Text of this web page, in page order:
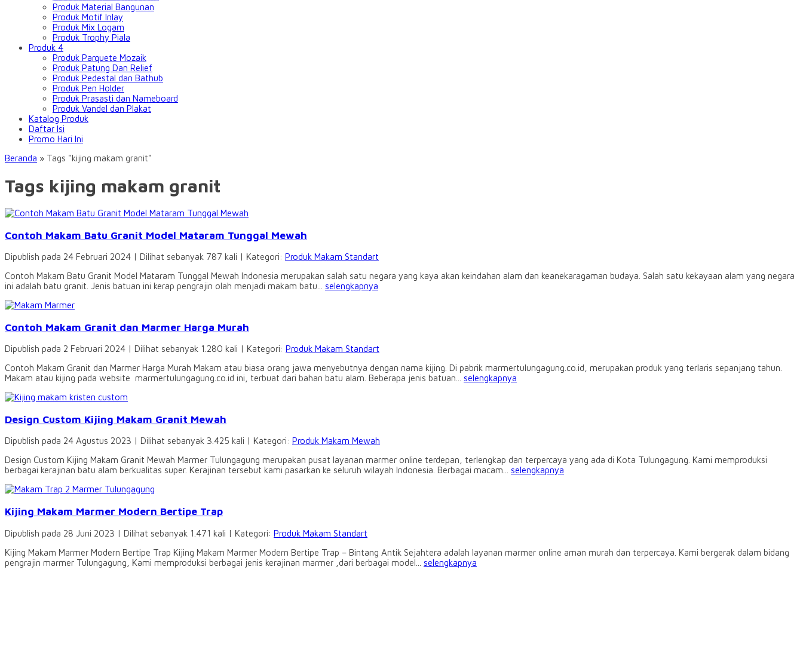
Produk Material Bangunan
Produk Motif Inlay
Produk Mix Logam
Produk Trophy Piala
Produk 4
Produk Parquete Mozaik
Produk Patung Dan Relief
Produk Pedestal dan Bathub
Produk Pen Holder
Produk Prasasti dan Nameboard
Produk Vandel dan Plakat
Katalog Produk
Daftar Isi
Promo Hari Ini
Beranda » Tags "kijing makam granit"
Tags kijing makam granit
Contoh Makam Batu Granit Model Mataram Tunggal Mewah
Dipublish pada 24 Februari 2024 | Dilihat sebanyak 787 kali | Kategori: Produk Makam Standart
Contoh Makam Batu Granit Model Mataram Tunggal Mewah Indonesia merupakan salah satu negara yang kaya akan keindahan alam dan keanekaragaman budaya. Salah satu kekayaan alam yang negara
ini adalah batu granit. Jenis batuan ini kerap pengrajin olah menjadi makam batu... selengkapnya
Contoh Makam Granit dan Marmer Harga Murah
Dipublish pada 2 Februari 2024 | Dilihat sebanyak 1.280 kali | Kategori: Produk Makam Standart
Contoh Makam Granit dan Marmer Harga Murah Makam atau biasa orang jawa menyebutnya dengan nama kijing. Di pabrik marmertulungagung.co.id, merupakan produk yang terlaris sepanjang tahun.
Makam atau kijing pada website marmertulungagung.co.id ini, terbuat dari bahan batu alam. Beberapa jenis batuan... selengkapnya
Design Custom Kijing Makam Granit Mewah
Dipublish pada 24 Agustus 2023 | Dilihat sebanyak 3.425 kali | Kategori: Produk Makam Mewah
Design Custom Kijing Makam Granit Mewah Marmer Tulungagung merupakan pusat layanan marmer online terdepan, terlengkap dan terpercaya yang ada di Kota Tulungagung. Kami memproduksi
berbagai kerajinan batu alam berkualitas super. Kerajinan tersebut kami pasarkan ke seluruh wilayah Indonesia. Berbagai macam... selengkapnya
Kijing Makam Marmer Modern Bertipe Trap
Dipublish pada 28 Juni 2023 | Dilihat sebanyak 1.471 kali | Kategori: Produk Makam Standart
Kijing Makam Marmer Modern Bertipe Trap Kijing Makam Marmer Modern Bertipe Trap – Bintang Antik Sejahtera adalah layanan marmer online aman murah dan terpercaya. Kami bergerak dalam bidang
pengrajin marmer Tulungagung, Kami memproduksi berbagai jenis kerajinan marmer ,dari berbagai model... selengkapnya